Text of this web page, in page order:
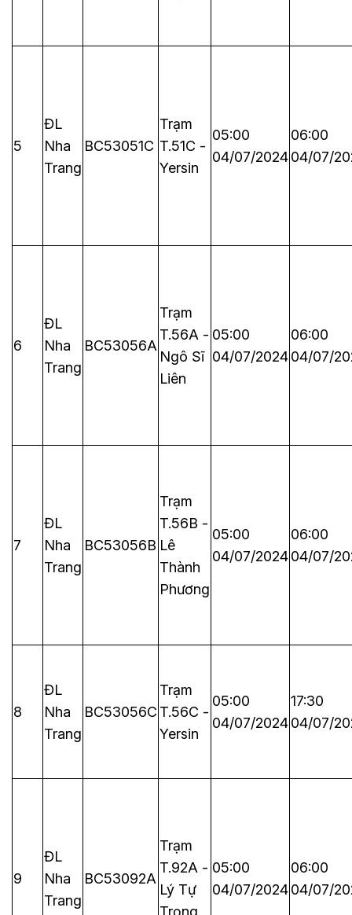
5
ĐL
Nha
Trang
BC53051C
Trạm
T.51C -
Yersin
05:00
04/07/2024
06:00
04/07/
6
ĐL
Nha
Trang
BC53056A
Trạm
T.56A -
Ngô Sĩ
Liên
05:00
04/07/2024
06:00
04/07/
7
ĐL
Nha
Trang
BC53056B
Trạm
T.56B -
Lê
Thành
Phương
05:00
04/07/2024
06:00
04/07/
8
ĐL
Nha
Trang
BC53056C
Trạm
T.56C -
Yersin
05:00
04/07/2024
17:30
04/07/
9
ĐL
Nha
Trang
BC53092A
Trạm
T.92A -
Lý Tự
05:00
04/07/2024
06:00
04/07/